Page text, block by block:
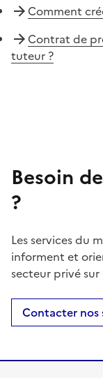
Comment
Contrat de
tuteur ?
Besoin
?
Les services du
informent et
secteur privé
Contacter nos